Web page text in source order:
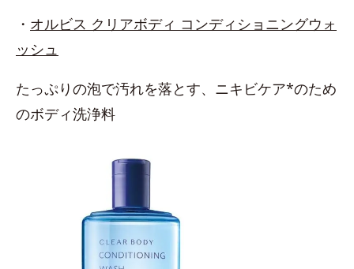
・ オルビス クリアボディ コンディショニングウォ
ッシュ
たっぷりの泡で汚れを落とす、ニキビケア*のため
のボディ洗浄料